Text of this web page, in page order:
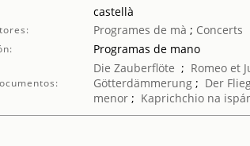
castellà
Programes de mà ; Concerts
Programas de mano
Die Zauberflöte ; Romeo et
Götterdämmerung; Der
menor; Kaprichchio na